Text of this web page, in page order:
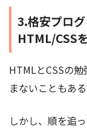
3.格安プロ
HTML/CSS
HTMLとCSSの
まないこともある
しかし、順を追